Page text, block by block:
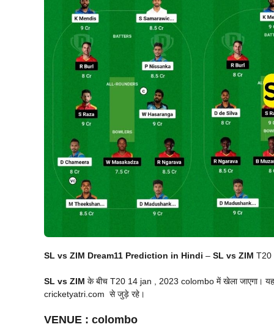
SL vs ZIM Dream11 Prediction in Hindi – SL vs ZIM T20
SL vs ZIM के बीच T20 14 jan , 2023 colombo में खेला जाएगा।
cricketyatri.com से जुड़े रहे।
VENUE : colombo